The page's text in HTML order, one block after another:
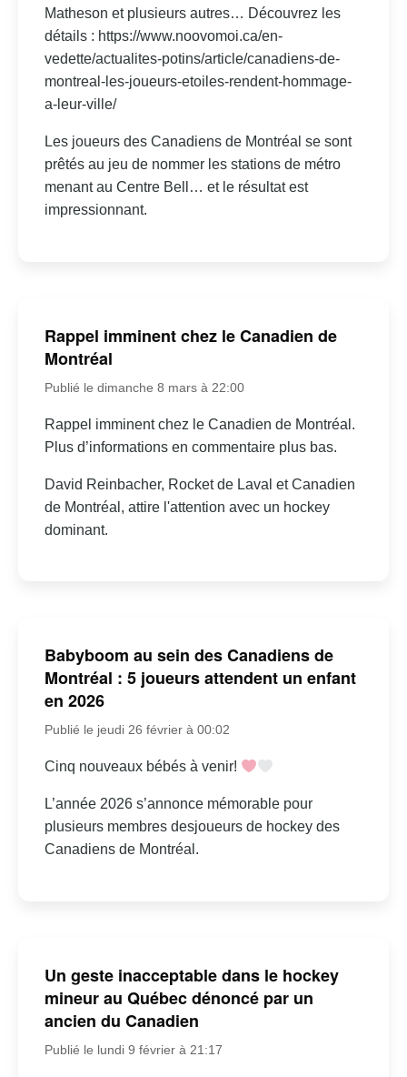
Matheson et plusieurs autres… Découvrez les
détails : https://www.noovomoi.ca/en-
vedette/actualites-potins/article/canadiens-de-
montreal-les-joueurs-etoiles-rendent-hommage-
a-leur-ville/
Les joueurs des Canadiens de Montréal se sont
prêtés au jeu de nommer les stations de métro
menant au Centre Bell… et le résultat est
impressionnant.
Rappel imminent chez le Canadien de
Montréal
Publié le dimanche 8 mars à 22:00
Rappel imminent chez le Canadien de Montréal.
Plus d’informations en commentaire plus bas.
David Reinbacher, Rocket de Laval et Canadien
de Montréal, attire l'attention avec un hockey
dominant.
Babyboom au sein des Canadiens de
Montréal : 5 joueurs attendent un enfant
en 2026
Publié le jeudi 26 février à 00:02
Cinq nouveaux bébés à venir!
L’année 2026 s’annonce mémorable pour
plusieurs membres desjoueurs de hockey des
Canadiens de Montréal.
Un geste inacceptable dans le hockey
mineur au Québec dénoncé par un
ancien du Canadien
Publié le lundi 9 février à 21:17